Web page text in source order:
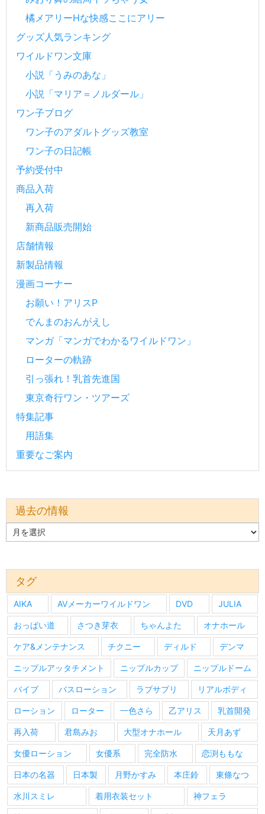
橘メアリーHな快感ここにアリー
グッズ人気ランキング
ワイルドワン文庫
小説「うみのあな」
小説「マリア＝ノルダール」
ワン子ブログ
ワン子のアダルトグッズ教室
ワン子の日記帳
予約受付中
商品入荷
再入荷
新商品販売開始
店舗情報
新製品情報
漫画コーナー
お願い！アリスP
でんまのおんがえし
マンガ「マンガでわかるワイルドワン」
ローターの軌跡
引っ張れ！乳首先進国
東京奇行ワン・ツアーズ
特集記事
用語集
重要なご案内
過去の情報
去
タグ
AIKA AVメーカーワイルドワン DVD JULIA
おっぱい道 さつき芽衣 ちゃんよた オナホール
ケア&メンテナンス チクニー ディルド デンマ
ニップルアッタチメント ニップルカップ ニップルドーム
バイブ バスローション ラブサプリ リアルボディ
ローション ローター 一色さら 乙アリス 乳首開発
再入荷 君島みお 大型オナホール 天月あず
女優ローション 女優系 完全防水 恋渕ももな
日本の名器 日本製 月野かすみ 本庄鈴 東條なつ
水川スミレ 着用衣装セット 神フェラ